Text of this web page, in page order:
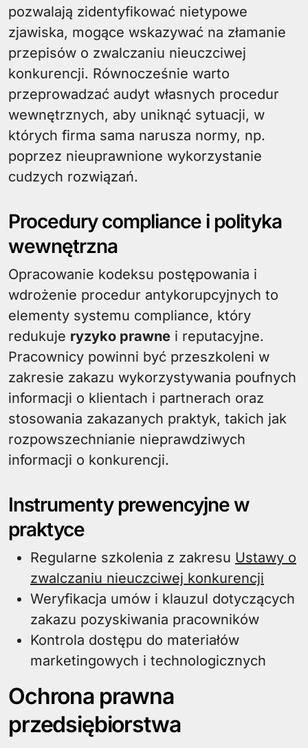
pozwalają zidentyfikować nietypowe
zjawiska, mogące wskazywać na złamanie
przepisów o zwalczaniu nieuczciwej
konkurencji. Równocześnie warto
przeprowadzać audyt własnych procedur
wewnętrznych, aby uniknąć sytuacji, w
których firma sama narusza normy, np.
poprzez nieuprawnione wykorzystanie
cudzych rozwiązań.
Procedury compliance i polityka
wewnętrzna
Opracowanie kodeksu postępowania i
wdrożenie procedur antykorupcyjnych to
elementy systemu compliance, który
redukuje ryzyko prawne i reputacyjne.
Pracownicy powinni być przeszkoleni w
zakresie zakazu wykorzystywania poufnych
informacji o klientach i partnerach oraz
stosowania zakazanych praktyk, takich jak
rozpowszechnianie nieprawdziwych
informacji o konkurencji.
Instrumenty prewencyjne w
praktyce
Regularne szkolenia z zakresu Ustawy o
zwalczaniu nieuczciwej konkurencji
Weryfikacja umów i klauzul dotyczących
zakazu pozyskiwania pracowników
Kontrola dostępu do materiałów
marketingowych i technologicznych
Ochrona prawna
przedsiębiorstwa